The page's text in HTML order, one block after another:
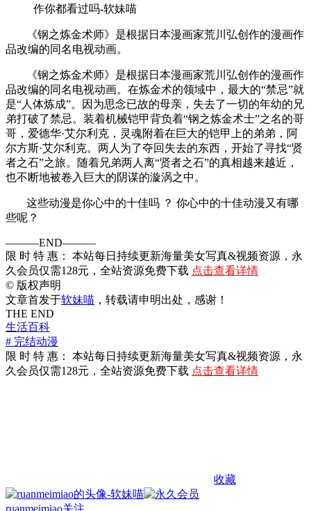
《钢之炼金术师》是根据日本漫画家荒川弘创作的漫画作
品改编的同名电视动画。
《钢之炼金术师》是根据日本漫画家荒川弘创作的漫画作
品改编的同名电视动画。在炼金术的领域中，最大的“禁忌”就
是“人体炼成”。因为思念已故的母亲，失去了一切的年幼的兄
弟打破了禁忌。装着机械铠甲背负着“钢之炼金术士”之名的哥
哥，爱德华·艾尔利克，灵魂附着在巨大的铠甲上的弟弟，阿
尔方斯·艾尔利克。两人为了夺回失去的东西，开始了寻找“贤
者之石”之旅。随着兄弟两人离“贤者之石”的真相越来越近，
也不断地被卷入巨大的阴谋的漩涡之中。
这些动漫是你心中的十佳吗 ？ 你心中的十佳动漫又有哪
些呢？
———END———
限 时 特 惠： 本站每日持续更新海量美女写真&视频资源，永
久会员仅需128元，全站资源免费下载 点击查看详情
© 版权声明
文章首发于软妹喵 ，转载请申明出处，感谢！
THE END
生活百科
# 完结动漫
限 时 特 惠： 本站每日持续更新海量美女写真&视频资源，永
久会员仅需128元，全站资源免费下载 点击查看详情
收藏
ruanmeimiao关注